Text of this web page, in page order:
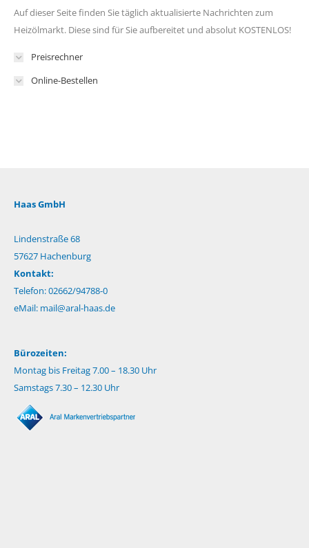
Auf dieser Seite finden Sie täglich aktualisierte Nachrichten zum
Heizölmarkt. Diese sind für Sie aufbereitet und absolut KOSTENLOS!
Preisrechner
Online-Bestellen
Haas GmbH
Lindenstraße 68
57627 Hachenburg
Kontakt:
Telefon: 02662/94788-0
eMail: mail@aral-haas.de
Bürozeiten:
Montag bis Freitag 7.00 – 18.30 Uhr
Samstags 7.30 – 12.30 Uhr